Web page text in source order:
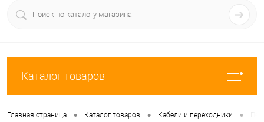
Каталог товаров
Главная страница • Каталог товаров • Кабели и переходники •